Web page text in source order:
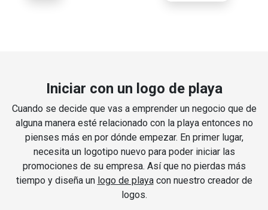
Iniciar con un logo de playa
Cuando se decide que vas a emprender un negocio que de
alguna manera esté relacionado con la playa entonces no
pienses más en por dónde empezar. En primer lugar,
necesita un logotipo nuevo para poder iniciar las
promociones de su empresa. Así que no pierdas más
tiempo y diseña un logo de playacon nuestro creador de
logos.